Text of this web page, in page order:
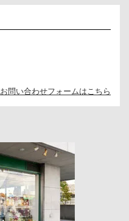
お問い合わせフォームはこちら